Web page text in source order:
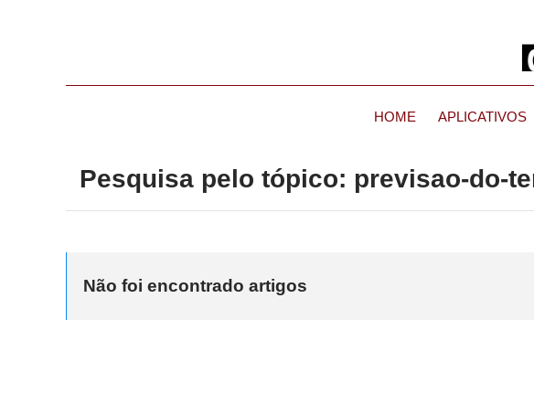
HOME APLICATIVOS
Pesquisa pelo tópico: previsao-do-
Não foi encontrado artigos